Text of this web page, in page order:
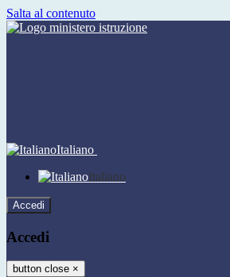
Salta al contenuto
Italiano
Italiano
Accedi
Accedi
button close ×